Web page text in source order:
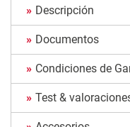
Descripción
Documentos
Condiciones de
Test &